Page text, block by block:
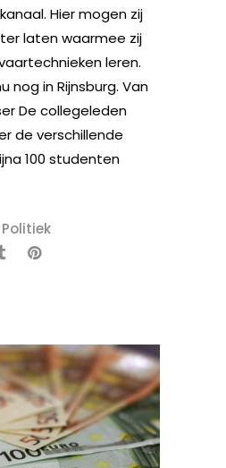
Hier mogen zij
laten waarmee zij
leren.
nog in Rijnsburg. Van
De collegeleden
de verschillende
100 studenten